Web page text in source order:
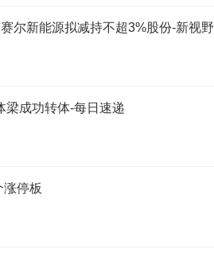
尔新能源拟减持不超3%股份-新视野
梁成功转体-每日速递
停板